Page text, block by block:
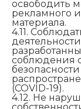
освободить
рекламного
материала.
4.11.
соблюдения
(COVID-19).
4.12. Не